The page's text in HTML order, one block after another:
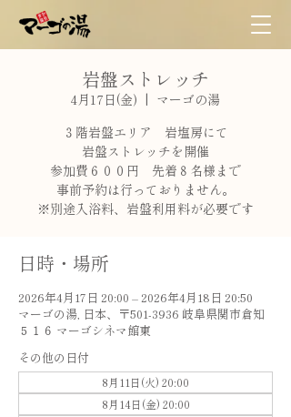
岩盤ストレッチ
4月17日(金)
  |
マーゴの湯
３階岩盤エリア 岩塩房にて
岩盤ストレッチを開催
参加費６００円 先着８名様まで
事前予約は行っておりません。
※別途入浴料、岩盤利用料が必要です
日時・場所
2026年4月17日 20:00 – 2026年4月18日 20:50
マーゴの湯, 日本、〒501-3936 岐阜県関市倉知
５１６ マーゴシネマ館東
その他の日付
8月11日(火) 20:00
8月14日(金) 20:00